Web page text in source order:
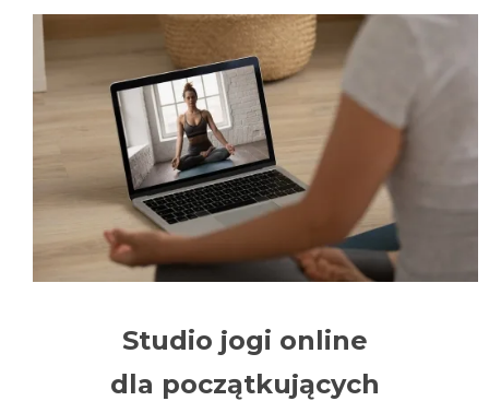
Studio jogi online
dla początkujących